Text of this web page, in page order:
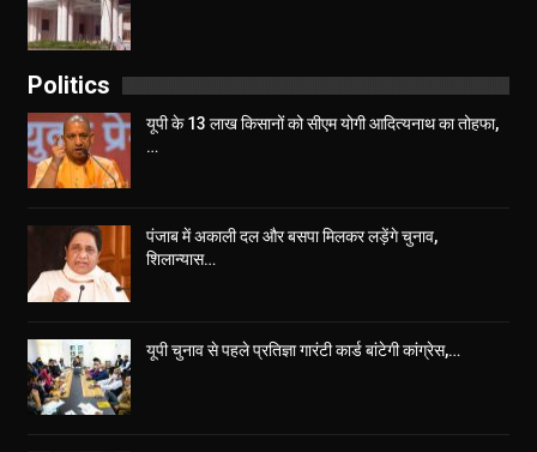
Politics
यूपी के 13 लाख किसानों को सीएम योगी आद‍ित्‍यनाथ का तोहफा,
…
पंजाब में अकाली दल और बसपा मिलकर लड़ेंगे चुनाव,
शिलान्यास…
यूपी चुनाव से पहले प्रतिज्ञा गारंटी कार्ड बांटेगी कांग्रेस,…